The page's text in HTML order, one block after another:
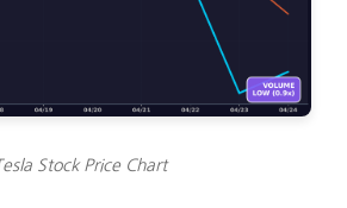
Stock Price Chart